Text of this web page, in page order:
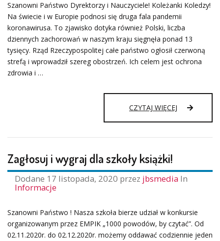
Szanowni Państwo Dyrektorzy i Nauczyciele! Koleżanki Koledzy!
Na świecie i w Europie podnosi się druga fala pandemii
koronawirusa. To zjawisko dotyka również Polski, liczba
dziennych zachorowań w naszym kraju sięgnęła ponad 13
tysięcy. Rząd Rzeczypospolitej całe państwo ogłosił czerwoną
strefą i wprowadził szereg obostrzeń. Ich celem jest ochrona
zdrowia i …
CZYTAJ WIĘCEJ LIST
OŚWIATY
Zagłosuj i wygraj dla szkoły książki!
Dodane 17 listopada, 2020 przez jbsmedia In
Informacje
Szanowni Państwo ! Nasza szkoła bierze udział w konkursie
organizowanym przez EMPIK „1000 powodów, by czytać”. Od
02.11.2020r. do 02.12.2020r. możemy oddawać codziennie jeden